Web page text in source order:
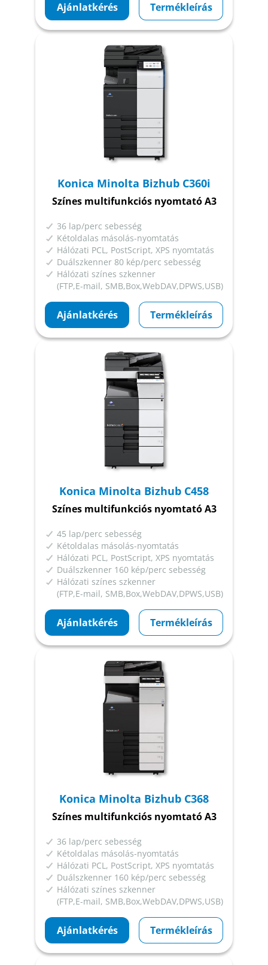
Ajánlatkérés Termékleírás
Konica Minolta Bizhub C360i
Színes multifunkciós nyomtató A3
36 lap/perc sebesség
Kétoldalas másolás-nyomtatás
Hálózati PCL, PostScript, XPS nyomtatás
Duálszkenner 80 kép/perc sebesség
Hálózati színes szkenner
(FTP,E-mail, SMB,Box,WebDAV,DPWS,USB)
Ajánlatkérés Termékleírás
Konica Minolta Bizhub C458
Színes multifunkciós nyomtató A3
45 lap/perc sebesség
Kétoldalas másolás-nyomtatás
Hálózati PCL, PostScript, XPS nyomtatás
Duálszkenner 160 kép/perc sebesség
Hálózati színes szkenner
(FTP,E-mail, SMB,Box,WebDAV,DPWS,USB)
Ajánlatkérés Termékleírás
Konica Minolta Bizhub C368
Színes multifunkciós nyomtató A3
36 lap/perc sebesség
Kétoldalas másolás-nyomtatás
Hálózati PCL, PostScript, XPS nyomtatás
Duálszkenner 160 kép/perc sebesség
Hálózati színes szkenner
(FTP,E-mail, SMB,Box,WebDAV,DPWS,USB)
Ajánlatkérés Termékleírás